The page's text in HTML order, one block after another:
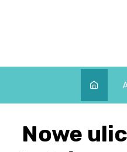
Nowe